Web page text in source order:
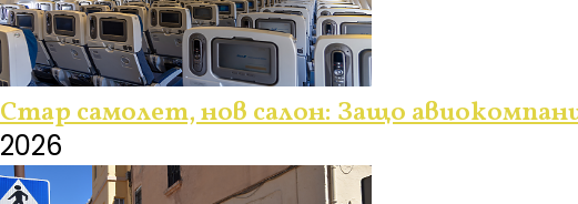
Стар самолет, нов салон: Защо
2026